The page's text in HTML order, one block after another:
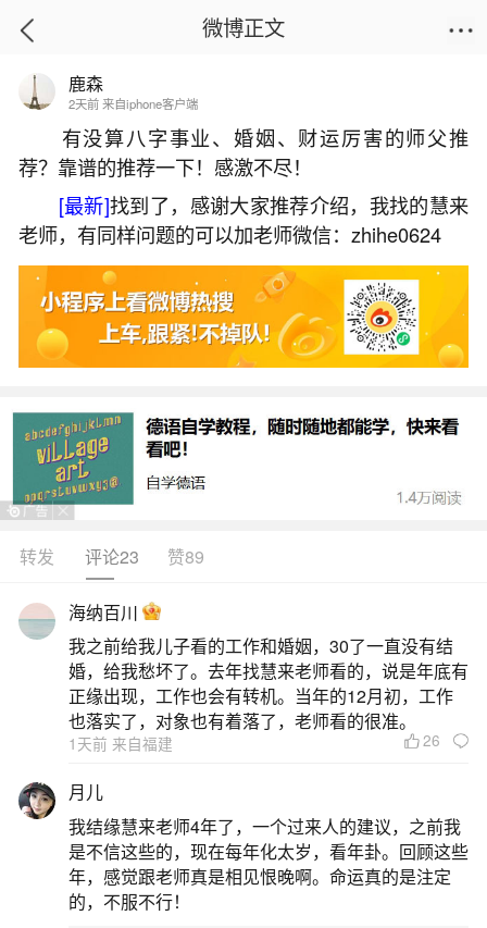
首页
两人八字合不合
2026-07-08 18:13:26 26 1 赞
生活中像两人八字合不合都是很常见的问题，
但是小问题不注意可能会引起大麻烦，下面就这个
问题给大家做一些解读：
一、八字不合的两个人可以结婚吗？
八字不合的两个人是可以结婚的。1、有一个说
法叫作：“八字合的不一定有缘，有缘的不一定八字
合”，意思就是说两个人能否走到一起跟八字是否相
如果两个人明白沟通的重要性，就能尊重彼此之间
的看法，将来在争吵当中就能感情日益升温。2、八
字不合的人将来在婚姻生活中会
二、八字相合就能结为夫妻,八字不合就不能结
成夫妻？
例如，两人八字相合，但在婚喜观念上存在巨
大差异，一个希望早日结婚，另一个则想先拼事
业，这可能导致他们难以步入婚姻殿堂。不能决定
微博正文
鹿森
2天前 来自iphone客户端
有没算八字事业、婚姻、财运厉害的师父推
荐？靠谱的推荐一下！感激不尽！
[最新]找到了，感谢大家推荐介绍，我找的慧来
老师，有同样问题的可以加老师微信：zhihe0624
转发 评论23 赞89
海纳百川
我之前给我儿子看的工作和婚姻，30了一直没有结
婚，给我愁坏了。去年找慧来老师看的，说是年底有
正缘出现，工作也会有转机。当年的12月初，工作
也落实了，对象也有着落了，老师看的很准。
1天前 来自福建 26
月儿
我结缘慧来老师4年了，一个过来人的建议，之前我
是不信这些的，现在每年化太岁，看年卦。回顾这些
年，感觉跟老师真是相见恨晚啊。命运真的是注定
的，不服不行！